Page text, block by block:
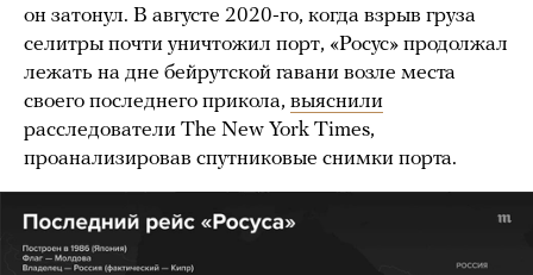
он затонул. В августе 2020-го, когда взрыв груза
селитры почти уничтожил порт, «Росус» продолжал
лежать на дне бейрутской гавани возле места
своего последнего прикола, выяснили
расследователи The New York Times,
проанализировав спутниковые снимки порта.